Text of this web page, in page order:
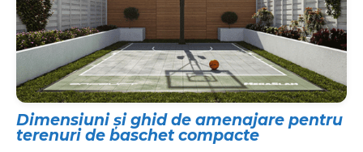
Dimensiuni și ghid de amenajare pentru
terenuri de baschet compacte